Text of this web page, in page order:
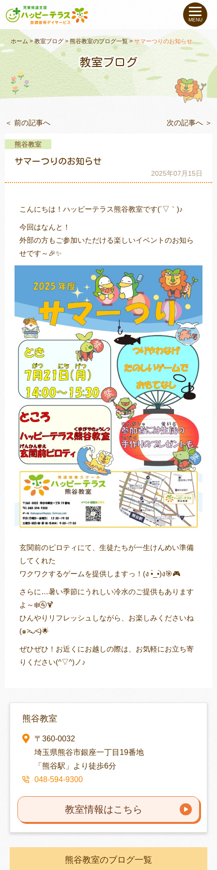
私たちについて
未就学のお子さま（０〜６才）
小学生〜高校生のお子さま
支援事例
教室一覧
MENU
ホーム >教室ブログ>熊谷教室のブログ一覧>サマーつりのお知らせ
教室ブログ
＜ 前の記事へ 次の記事へ ＞
熊谷教室
サマーつりのお知らせ
2025年07月15日
こんにちは！ハッピーテラス熊谷教室です(´▽｀ )♪
今回はなんと！
外部の方もご参加いただける楽しいイベントのお知ら
せです～🎉✨
玄関前のピロティにて、生徒たちが一生けんめい準備
してくれた
ワクワクするゲームを提供しますっ！(ง •̀_•́)ง🎯🎮
さらに…暑い季節にうれしい冷水のご提供もあります
よ～❄️🚰🍹
ひんやりリフレッシュしながら、お楽しみくださいね
(๑˃̵ᴗ˂̵)🌟
ぜひぜひ！お近くにお越しの際は、お気軽にお立ち寄
りください(^▽^)ノ♪
熊谷教室
〒360-0032
埼玉県熊谷市銀座一丁目19番地
「熊谷駅」より徒歩6分
048-594-9300
教室情報はこちら
熊谷教室のブログ一覧